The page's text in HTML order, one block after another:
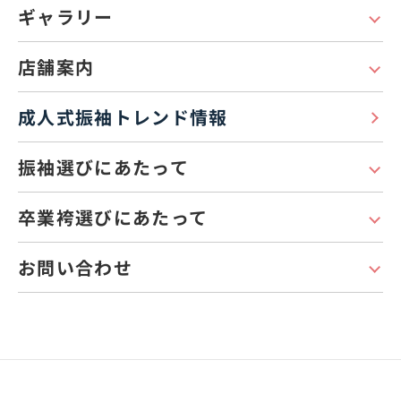
振袖選びにあたって
卒業袴選びにあたって
お問い合わせ
店舗案内
ギャラリー
成人式振袖トレンド情報